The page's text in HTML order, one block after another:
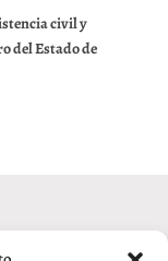
civil y
del Estado de